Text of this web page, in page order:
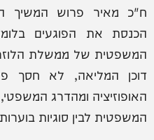
ח"כ מאיר פרוש המשיך
הכנסת את הפוגעים
המשפטית של ממשלת
דוכן המליאה, לא חסך
האופוזיציה ומהדרג
המשפטית לבין סוגיות